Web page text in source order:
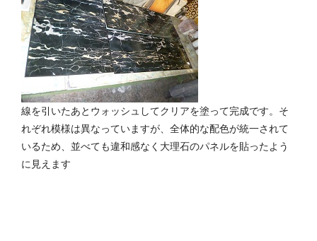
線を引いたあとウォッシュしてクリアを塗って完成です。そ
れぞれ模様は異なっていますが、全体的な配色が統一されて
いるため、並べても違和感なく大理石のパネルを貼ったよう
に見えます